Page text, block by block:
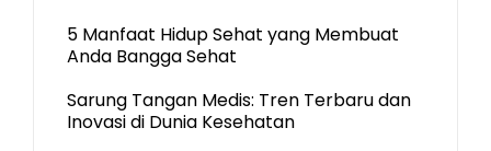
5 Manfaat Hidup Sehat yang Membuat
Anda Bangga Sehat
Sarung Tangan Medis: Tren Terbaru dan
Inovasi di Dunia Kesehatan